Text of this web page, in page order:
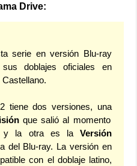
Drive:
serie en versión Blu-ray
doblajes oficiales en
tiene dos versiones, una
que salió al momento
y la otra es la Versión
del Blu-ray. La versión en
con el doblaje latino,